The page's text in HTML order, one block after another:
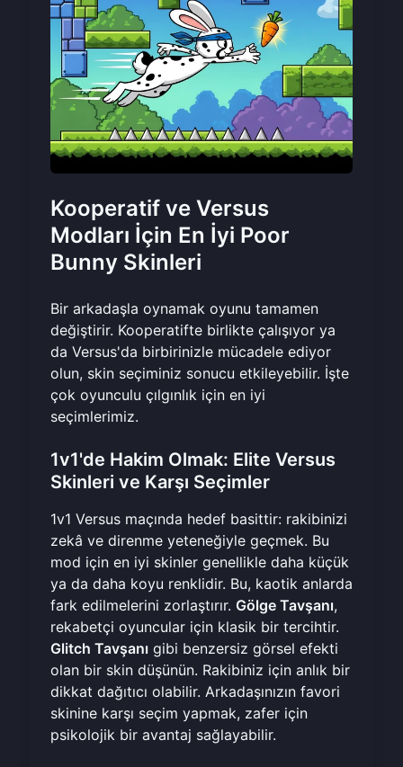
Kooperatif ve Versus
Modları İçin En İyi Poor
Bunny Skinleri
Bir arkadaşla oynamak oyunu tamamen
değiştirir. Kooperatifte birlikte çalışıyor ya
da Versus'da birbirinizle mücadele ediyor
olun, skin seçiminiz sonucu etkileyebilir. İşte
çok oyunculu çılgınlık için en iyi
seçimlerimiz.
1v1'de Hakim Olmak: Elite Versus
Skinleri ve Karşı Seçimler
1v1 Versus maçında hedef basittir: rakibinizi
zekâ ve direnme yeteneğiyle geçmek. Bu
mod için en iyi skinler genellikle daha küçük
ya da daha koyu renklidir. Bu, kaotik anlarda
fark edilmelerini zorlaştırır. Gölge Tavşanı,
rekabetçi oyuncular için klasik bir tercihtir.
Glitch Tavşanı gibi benzersiz görsel efekti
olan bir skin düşünün. Rakibiniz için anlık bir
dikkat dağıtıcı olabilir. Arkadaşınızın favori
skinine karşı seçim yapmak, zafer için
psikolojik bir avantaj sağlayabilir.